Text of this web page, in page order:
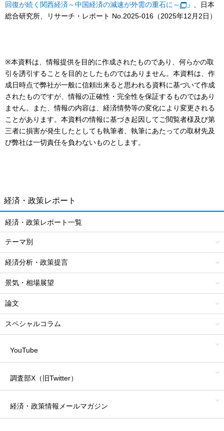
回復が続く関西経済～中国経済の減速が外需の重石に～
」、日本
総合研究所、リサーチ・レポート No.2025-016（2025年12月2日）
※本資料は、情報提供を目的に作成されたものであり、何らかの取
引を誘引することを目的としたものではありません。本資料は、作
成日時点で弊社が一般に信頼出来ると思われる資料に基づいて作成
されたものですが、情報の正確性・完全性を保証するものではあり
ません。また、情報の内容は、経済情勢等の変化により変更される
ことがあります。本資料の情報に基づき起因してご閲覧者様及び第
三者に損害が発生したとしても執筆者、執筆にあたっての取材先及
び弊社は一切責任を負わないものとします。
経済・政策レポート
経済・政策レポート一覧
テーマ別
経済分析・政策提言
景気・相場展望
論文
スペシャルコラム
YouTube
調査部X（旧Twitter）
経済・政策情報 メールマガジン